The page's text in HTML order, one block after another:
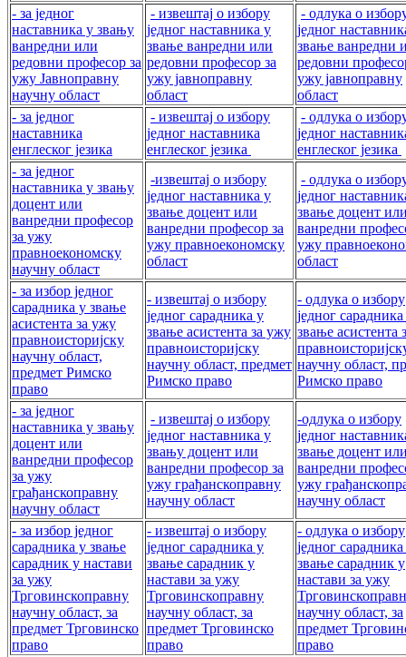
- за једног
наставника у звању
ванредни или
редовни професор за
ужу Јавноправну
научну област
- извештај о избору
једног наставника у
звање ванредни или
редовни професор за
ужу јавноправну
област
- одлука о
једног
звање ванредни
редовни
ужу јавноправну
област
- за једног
наставника
енглеског језика
- извештај о избору
једног наставника
енглеског језика
- одлука о
једног
енглеског језика
- за једног
наставника у звању
доцент или
ванредни професор
за ужу
правноекономску
научну област
-извештај о избору
једног наставника у
звање доцент или
ванредни професор за
ужу правноекономску
област
- одлука о
једног
звање доцент
ванредни
ужу
област
- за избор једног
сарадника у звање
асистента за ужу
правноисторијску
научну област,
предмет Римско
право
- извештај о избору
једног сарадника у
звање асистента за ужу
правноисторијску
научну област, предмет
Римско право
- одлука о избору
једног
звање асистента
научну област,
Римско право
- за једног
наставника у звању
доцент или
ванредни професор
за ужу
грађанскоправну
научну област
- извештај о избору
једног наставника у
звању доцент или
ванредни професор за
ужу грађанскоправну
научну област
-одлука о избору
једног
звање доцент
ванредни
ужу
научну област
- за избор једног
сарадника у звање
сарадник у настави
за ужу
Трговинскоправну
научну област, за
предмет Трговинско
право
- извештај о избору
једног сарадника у
звање сарадник у
настави за ужу
Трговинскоправну
научну област, за
предмет Трговинско
право
- одлука о избору
једног
звање сарадник у
настави за ужу
научну област, за
предмет
право